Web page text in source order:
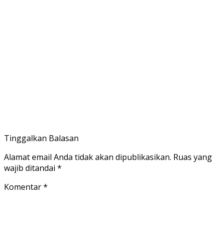
Tinggalkan Balasan
Alamat email Anda tidak akan dipublikasikan. Ruas yang
wajib ditandai *
Komentar*